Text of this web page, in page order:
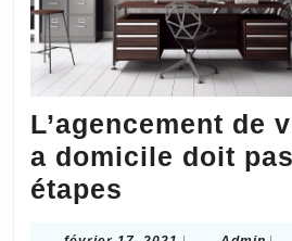
L’agencement de
a domicile doit
étapes